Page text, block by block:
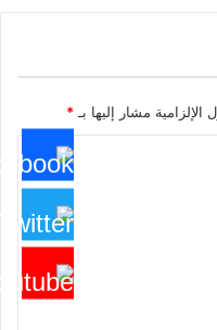
الإلزامية مشار إليها بـ*